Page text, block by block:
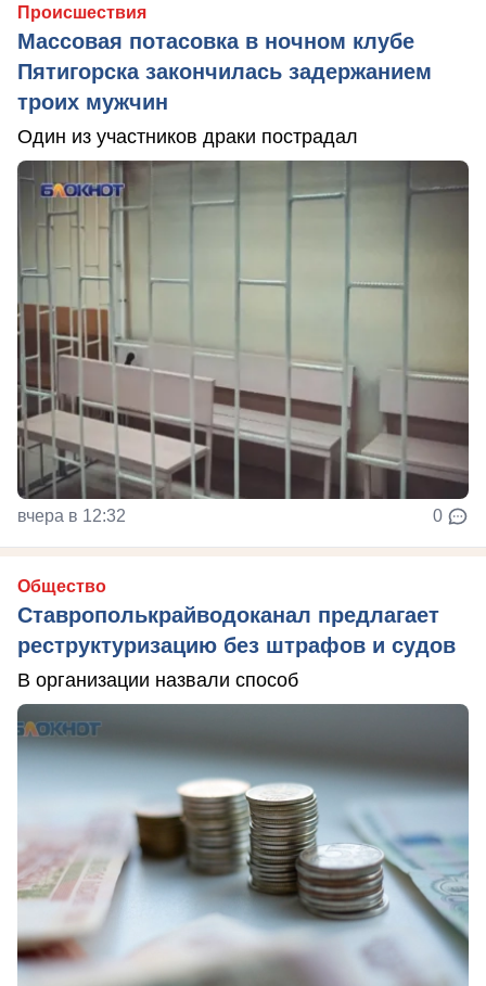
Происшествия
Массовая потасовка в ночном клубе
Пятигорска закончилась задержанием
троих мужчин
Один из участников драки пострадал
вчера в 12:32 0
Общество
Ставрополькрайводоканал предлагает
реструктуризацию без штрафов и судов
В организации назвали способ